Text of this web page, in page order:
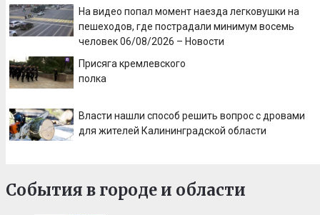
На видео попал момент наезда легковушки на
пешеходов, где пострадали минимум восемь
человек 06/08/2026 – Новости
Присяга кремлевского
полка
Власти нашли способ решить вопрос с дровами
для жителей Калининградской области
События в городе и области